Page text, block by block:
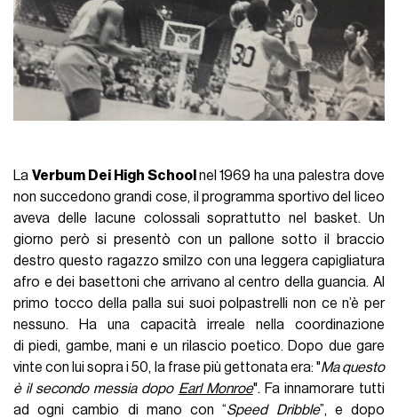
La Verbum Dei High School nel 1969 ha una palestra dove
non succedono grandi cose, il programma sportivo del liceo
aveva delle lacune colossali soprattutto nel basket. Un
giorno però si presentò con un pallone sotto il braccio
destro questo ragazzo smilzo con una leggera capigliatura
afro e dei basettoni che arrivano al centro della guancia. Al
primo tocco della palla sui suoi polpastrelli non ce n’è per
nessuno. Ha una capacità irreale nella coordinazione
di piedi, gambe, mani e un rilascio poetico. Dopo due gare
vinte con lui sopra i 50, la frase più gettonata era: "Ma questo
è il secondo messia dopo Earl Monroe". Fa innamorare tutti
ad ogni cambio di mano con “Speed Dribble”, e dopo